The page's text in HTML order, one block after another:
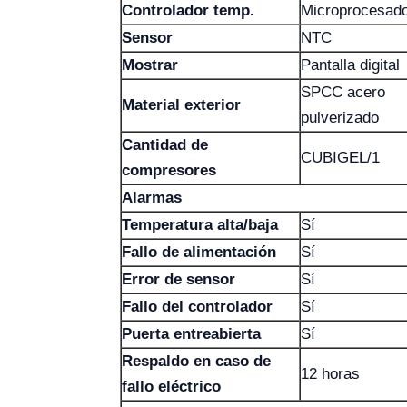
Controlador temp.
Sensor
NTC
Mostrar
Pantalla digital
Material exterior
SPCC acero
pulverizado
Cantidad de
compresores
CUBIGEL/1
Alarmas
Temperatura alta/baja
Sí
Fallo de alimentación
Sí
Error de sensor
Sí
Fallo del controlador
Sí
Puerta entreabierta
Sí
Respaldo en caso de
fallo eléctrico
12 horas